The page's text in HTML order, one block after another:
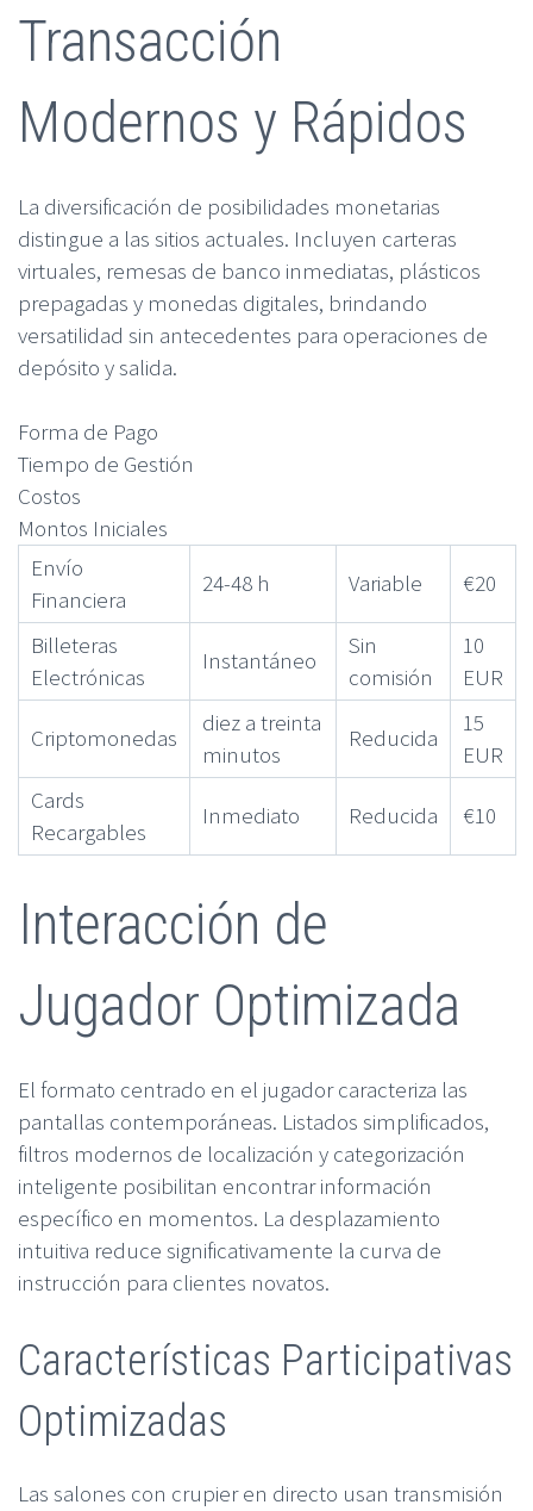
Transacción
Modernos y Rápidos
La diversificación de posibilidades monetarias
distingue a las sitios actuales. Incluyen carteras
virtuales, remesas de banco inmediatas, plásticos
prepagadas y monedas digitales, brindando
versatilidad sin antecedentes para operaciones de
depósito y salida.
Forma de Pago
Tiempo de Gestión
Costos
Montos Iniciales
Envío
Financiera
24-48 h Variable €20
Billeteras
Electrónicas
Instantáneo
Sin
comisión
10
EUR
Criptomonedas
diez a treinta
minutos
Reducida
15
EUR
Cards
Recargables
Inmediato Reducida €10
Interacción de
Jugador Optimizada
El formato centrado en el jugador caracteriza las
pantallas contemporáneas. Listados simplificados,
filtros modernos de localización y categorización
inteligente posibilitan encontrar información
específico en momentos. La desplazamiento
intuitiva reduce significativamente la curva de
instrucción para clientes novatos.
Características Participativas
Optimizadas
Las salones con crupier en directo usan transmisión